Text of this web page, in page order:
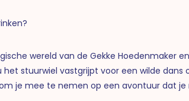
wereld van de Gekke Hoedenmaker
het stuurwiel vastgrijpt voor een wilde dans
je mee te nemen op een avontuur dat